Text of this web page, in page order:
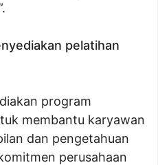
pelatihan
program
membantu karyawan
dan pengetahuan
perusahaan